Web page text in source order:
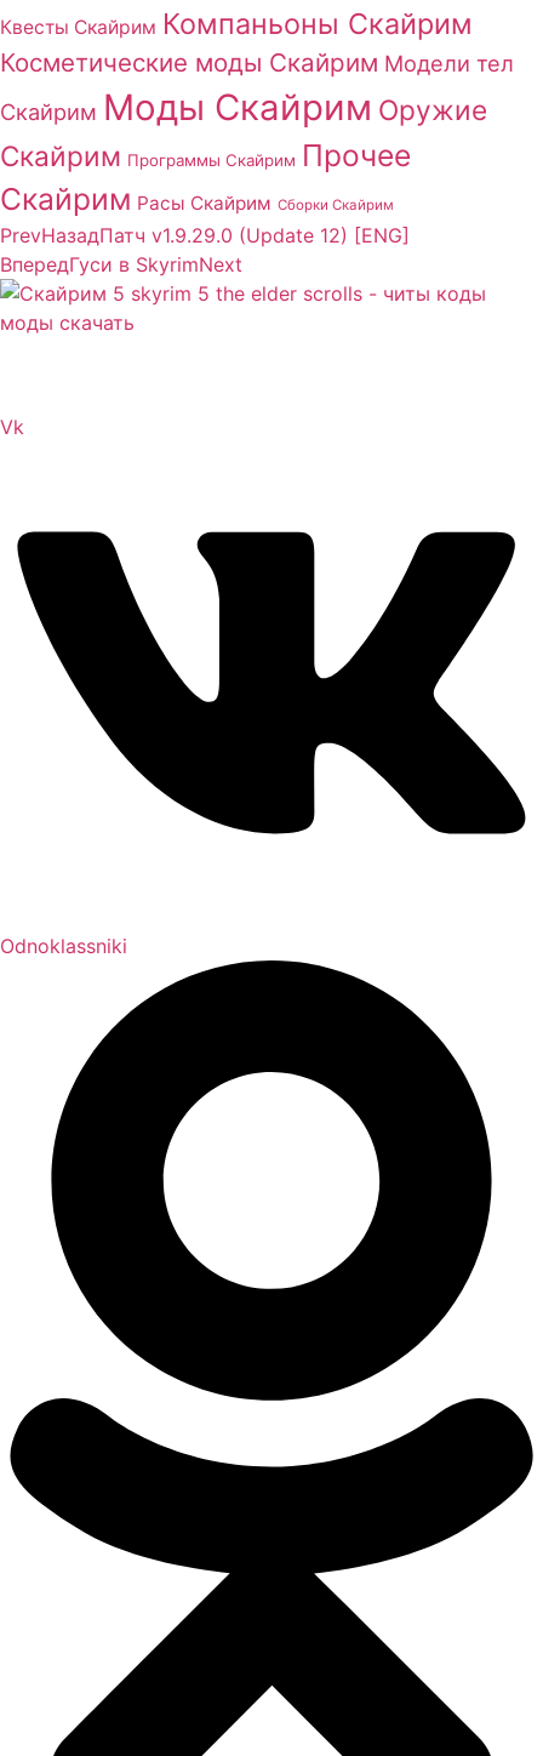
Квесты Скайрим Компаньоны Скайрим
Косметические моды Скайрим Модели тел
Скайрим Моды Скайрим Оружие
Скайрим Программы Скайрим Прочее
Скайрим Расы Скайрим Сборки Скайрим
PrevНазадПатч v1.9.29.0 (Update 12) [ENG]
ВпередГуси в SkyrimNext
Vk
Odnoklassniki